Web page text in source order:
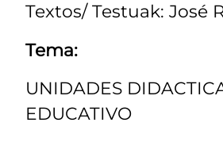
Textos/ Testuak: José
Tema:
UNIDADES
EDUCATIVO